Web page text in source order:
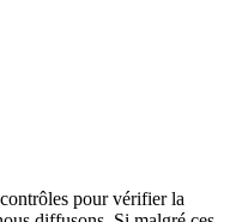
pour vérifier la